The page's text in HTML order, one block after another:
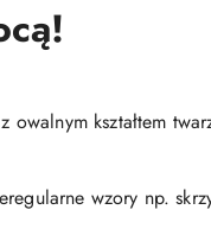
kształtem
wzory np.